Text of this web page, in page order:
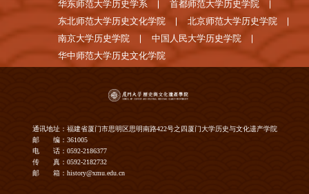
华东师范大学历史学系
首都师范大学历史学院
东北师范大学历史文化学院
北京师范大学历史学院
南京大学历史学院
中国人民大学历史学院
华中师范大学历史文化学院
通讯地址：福建省厦门市思明区思明南路422号之四厦门大学历史与文化遗产学院
邮 编：361005
电 话：0592-2186377
传 真：0592-2182732
邮 箱：history@xmu.edu.cn